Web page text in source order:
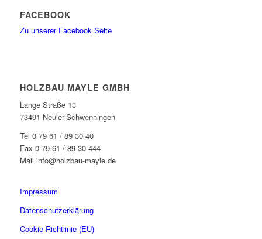
FACEBOOK
Zu unserer Facebook Seite
HOLZBAU MAYLE GMBH
Lange Straße 13
73491 Neuler-Schwenningen
Tel 0 79 61 / 89 30 40
Fax 0 79 61 / 89 30 444
Mail info@holzbau-mayle.de
Impressum
Datenschutzerklärung
Cookie-Richtlinie (EU)